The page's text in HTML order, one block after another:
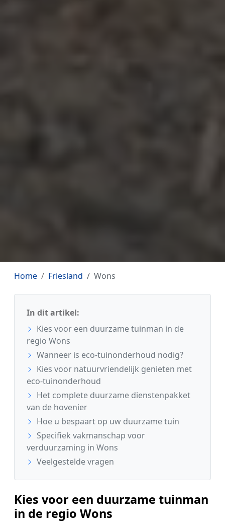
Home Friesland Wons
In dit artikel:
Kies voor een duurzame tuinman in de
regio Wons
Wanneer is eco-tuinonderhoud nodig?
Kies voor natuurvriendelijk genieten met
eco-tuinonderhoud
Het complete duurzame dienstenpakket
van de hovenier
Hoe u bespaart op uw duurzame tuin
Specifiek vakmanschap voor
verduurzaming in Wons
Veelgestelde vragen
Kies voor een duurzame tuinman
in de regio Wons